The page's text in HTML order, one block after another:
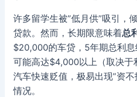
许多留学生被”低月供”吸引，
贷款。然而，长期限意味着总
$20,000的车贷，5年期总利
可能高达$4,000以上（取决于
汽车快速贬值，极易出现”资
情况。